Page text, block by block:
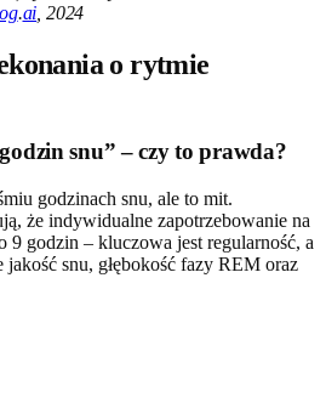
.ai , 2024
o rytmie
snu” – czy to prawda?
godzinach snu, ale to mit.
że indywidualne zapotrzebowanie na
9 godzin – kluczowa jest regularność, a
jakość snu, głębokość fazy REM oraz